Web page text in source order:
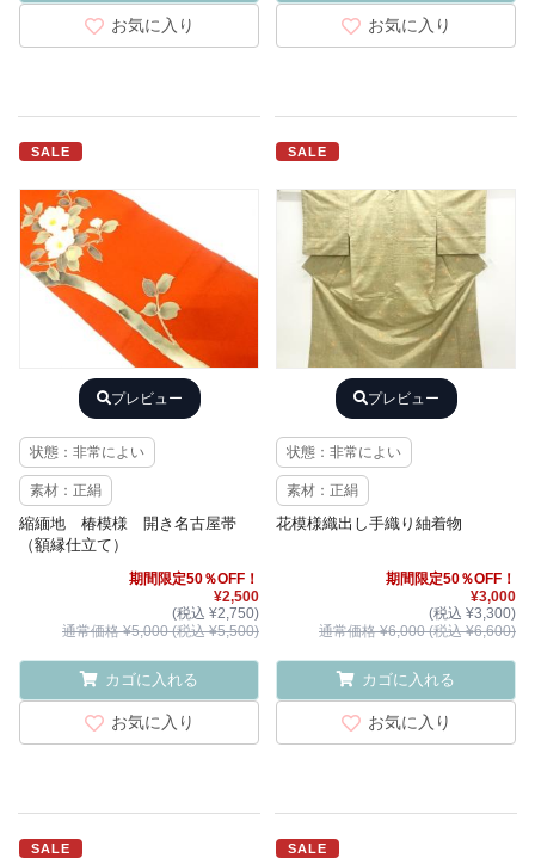
お気に入り お気に入り
SALE
プレビュー
状態：非常によい
素材：正絹
縮緬地 椿模様 開き名古屋帯
（額縁仕立て）
期間限定50％OFF！
¥2,500
(税込 ¥2,750)
通常価格 ¥5,000 (税込 ¥5,500)
カゴに入れる
お気に入り
SALE
プレビュー
状態：非常によい
素材：正絹
花模様織出し手織り紬着物
期間限定50％OFF！
¥3,000
(税込 ¥3,300)
通常価格 ¥6,000 (税込 ¥6,600)
カゴに入れる
お気に入り
SALE SALE